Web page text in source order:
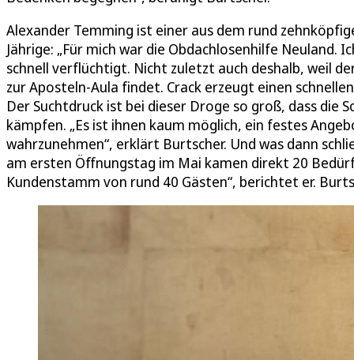
Alexander Temming ist einer aus dem rund
Jährige: „Für mich war die Obdachlosenhilfe Neuland.
schnell verflüchtigt. Nicht zuletzt auch deshalb, weil
zur Aposteln-Aula findet. Crack erzeugt einen
Der Suchtdruck ist bei dieser Droge so groß, dass die
kämpfen. „Es ist ihnen kaum möglich, ein festes
wahrzunehmen“, erklärt Burtscher. Und was dann
am ersten Öffnungstag im Mai kamen direkt 20
Kundenstamm von rund 40 Gästen“, berichtet er.